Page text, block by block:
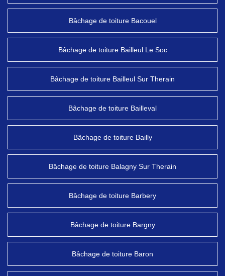
Bâchage de toiture Bacouel
Bâchage de toiture Bailleul Le Soc
Bâchage de toiture Bailleul Sur Therain
Bâchage de toiture Bailleval
Bâchage de toiture Bailly
Bâchage de toiture Balagny Sur Therain
Bâchage de toiture Barbery
Bâchage de toiture Bargny
Bâchage de toiture Baron